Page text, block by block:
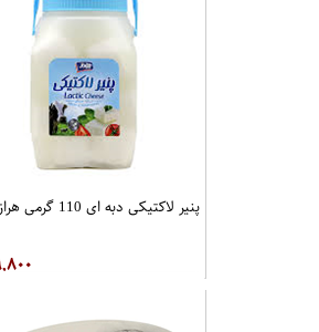
پنیر لاکتیکی دبه ای 110 گرمی هراز